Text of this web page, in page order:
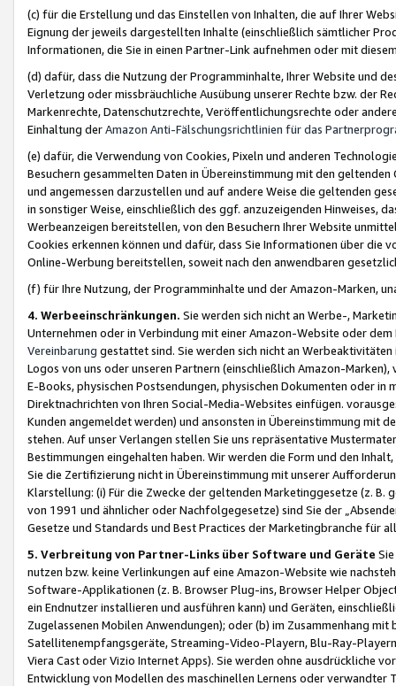
(c) für die Erstellung und das Einstellen von Inhalten, die auf Ihrer
Eignung der jeweils dargestellten Inhalte (einschließlich sämtlicher
Informationen, die Sie in einen Partner-Link aufnehmen oder mit
(d) dafür, dass die Nutzung der Programminhalte, Ihrer Website und
Verletzung oder missbräuchliche Ausübung unserer Rechte bzw. der
Markenrechte, Datenschutzrechte, Veröffentlichungsrechte oder
Einhaltung derAmazon Anti-Fälschungsrichtlinien für das
(e) dafür, die Verwendung von Cookies, Pixeln und anderen
Besuchern gesammelten Daten in Übereinstimmung mit den
und angemessen darzustellen und auf andere Weise die geltenden
in sonstiger Weise, einschließlich des ggf. anzuzeigenden Hinweises,
Werbeanzeigen bereitstellen, von den Besuchern Ihrer Website
Cookies erkennen können und dafür, dass Sie Informationen über die
Online-Werbung bereitstellen, soweit nach den anwendbaren
(f) für Ihre Nutzung, der Programminhalte und der Amazon-Marken,
4. Werbeeinschränkungen. Sie werden sich nicht an Werbe-,
Unternehmen oder in Verbindung mit einer Amazon-Website oder
Vereinbarung gestattet sind. Sie werden sich nicht an
Logos von uns oder unseren Partnern (einschließlich Amazon-
E-Books, physischen Postsendungen, physischen Dokumenten oder in
Direktnachrichten von Ihren Social-Media-Websites einfügen.
Kunden angemeldet werden) und ansonsten in Übereinstimmung mit
stehen. Auf unser Verlangen stellen Sie uns repräsentative
Bestimmungen eingehalten haben. Wir werden die Form und den
Sie die Zertifizierung nicht in Übereinstimmung mit unserer
Klarstellung: (i) Für die Zwecke der geltenden Marketinggesetze (z. B.
von 1991 und ähnlicher oder Nachfolgegesetze) sind Sie der
Gesetze und Standards und Best Practices der Marketingbranche für
5. Verbreitung von Partner-Links über Software und Geräte
nutzen bzw. keine Verlinkungen auf eine Amazon-Website wie
Software-Applikationen (z. B. Browser Plug-ins, Browser Helper
ein Endnutzer installieren und ausführen kann) und Geräten,
Zugelassenen Mobilen Anwendungen); oder (b) im Zusammenhang
Satellitenempfangsgeräte, Streaming-Video-Playern, Blu-Ray-
Viera Cast oder Vizio Internet Apps). Sie werden ohne ausdrückliche
Entwicklung von Modellen des maschinellen Lernens oder